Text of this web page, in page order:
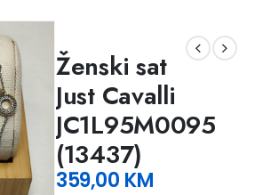
Ženski sat
Just Cavalli
JC1L95M0095
(13437)
359,00 KM